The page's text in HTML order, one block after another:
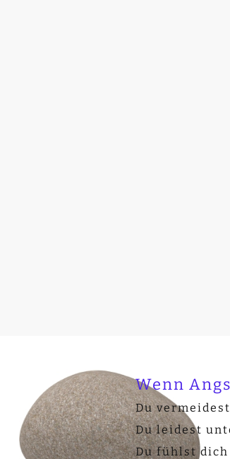
Wenn
Du
Du leidest
Du fühlst